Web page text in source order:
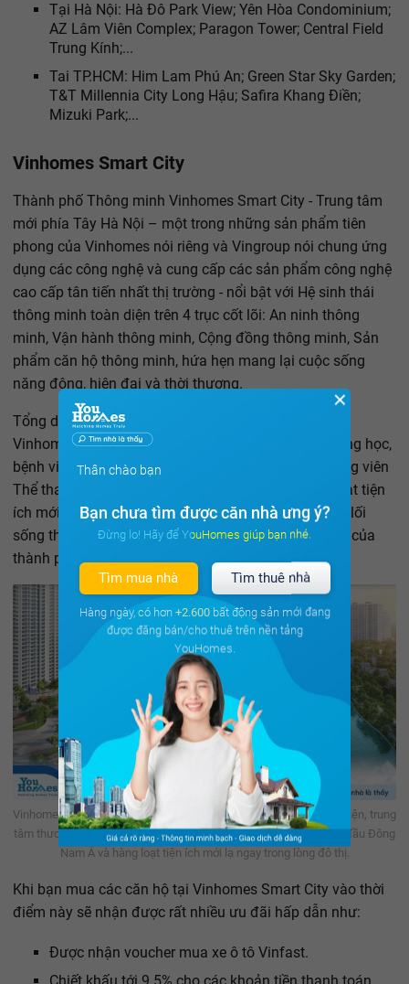
Tại Hà Nội: Hà Đô Park View; Yên Hòa Condominium;
AZ Lâm Viên Complex; Paragon Tower; Central Field
Trung Kính;...
Tai TP.HCM: Him Lam Phú An; Green Star Sky Garden;
T&T Millennia City Long Hậu; Safira Khang Điền;
Mizuki Park;...
Vinhomes Smart City
Thành phố Thông minh Vinhomes Smart City - Trung tâm
mới phía Tây Hà Nội – một trong những sản phẩm tiên
phong của Vinhomes nói riêng và Vingroup nói chung ứng
dụng các công nghệ và cung cấp các sản phẩm công nghệ
cao cấp tân tiến nhất thị trường - nổi bật với Hệ sinh thái
thông minh toàn diện trên 4 trục cốt lõi: An ninh thông
minh, Vận hành thông minh, Cộng đồng thông minh, Sản
phẩm căn hộ thông minh, hứa hẹn mang lại cuộc sống
năng động, hiện đại và thời thượng.
Tổng diện tích 280ha, mật độ xây dựng chỉ 14.7%,
Vinhomes Smart City được quy hoạch đồng bộ trường học,
bệnh viện, trung tâm thương mại, với điểm nhấn Công viên
Thể thao quy mô hàng đầu Đông Nam Á và hàng loạt tiện
ích mới lạ ngay trong lòng đô thị. Sẵn sàng cho một lối
sống thông minh, trong không gian xanh năng động của
thành phố hiện đại kết nối không ngừng nghỉ.
Vinhomes Smart City được quy hoạch đồng bộ trường học, bệnh viện, trung
tâm thương mại, với điểm nhấn Công viên Thể thao quy mô hàng đầu Đông
Nam Á và hàng loạt tiện ích mới lạ ngay trong lòng đô thị.
Khi bạn mua các căn hộ tại Vinhomes Smart City vào thời
điểm này sẽ nhận được rất nhiều ưu đãi hấp dẫn như:
Được nhận voucher mua xe ô tô Vinfast.
✕
Thân chào bạn
Bạn chưa tìm được căn nhà ưng ý?
Đừng lo! Hãy để YouHomes giúp bạn nhé.
Tìm mua nhà Tìm thuê nhà
Hàng ngày, có hơn +2.600bất động sản mới đang
được đăng bán/cho thuê trên nền tảng
YouHomes.